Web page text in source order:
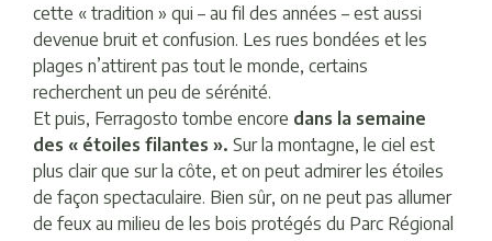
cette « tradition » qui – au fil des années – est aussi
devenue bruit et confusion. Les rues bondées et les
plages n’attirent pas tout le monde, certains
recherchent un peu de sérénité.
Et puis, Ferragosto tombe encore dans la semaine
des « étoiles filantes ». Sur la montagne, le ciel est
plus clair que sur la côte, et on peut admirer les étoiles
de façon spectaculaire. Bien sûr, on ne peut pas allumer
de feux au milieu de les bois protégés du Parc Régional